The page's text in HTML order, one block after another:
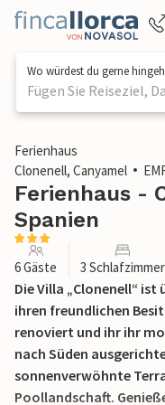
Wo würdest du gerne
Fügen Sie Reiseziel,
1 / 34
Ferienhaus
Clonenell, Canyamel
Ferienhaus -
Spanien
6 Gäste 3 Schlafzimmer
Die Villa „Clonenell“
ihren freundlichen
renoviert und ihr ihr
nach Süden
sonnenverwöhnte
Poollandschaft.